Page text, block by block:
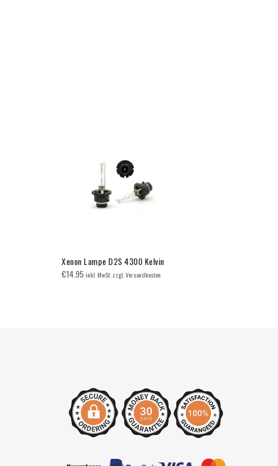
Xenon Lampe D2S 4300 Kelvin
€14.95inkl. MwSt. zzgl. Versandkosten